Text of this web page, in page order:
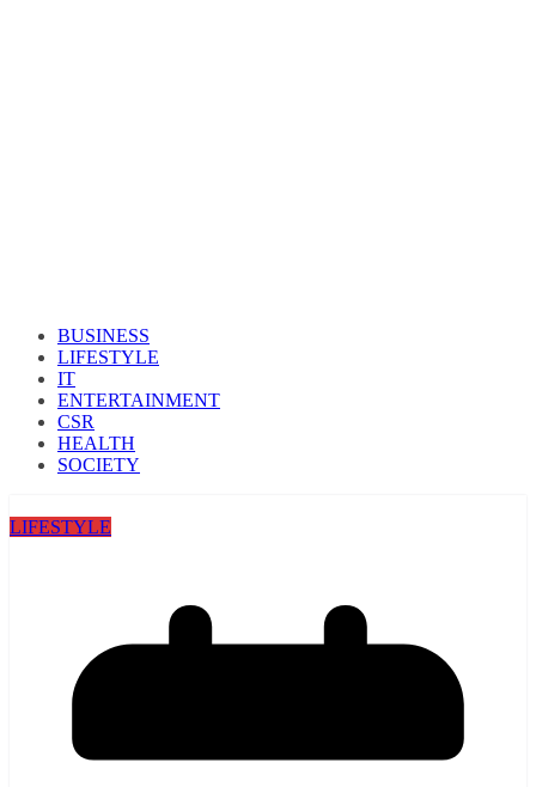
BUSINESS
LIFESTYLE
IT
ENTERTAINMENT
CSR
HEALTH
SOCIETY
LIFESTYLE